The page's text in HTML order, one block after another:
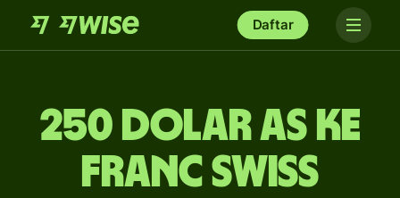
Daftar
250 dolar AS ke
franc Swiss